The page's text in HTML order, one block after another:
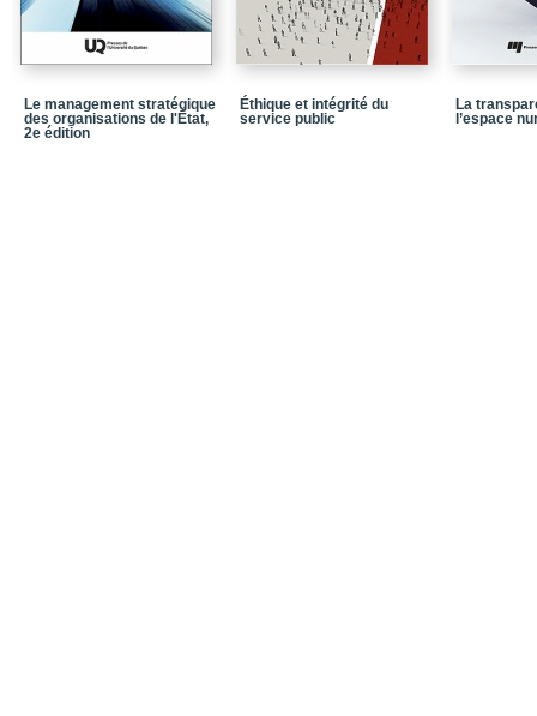
Le management stratégique
des organisations de l'État,
2e édition
Éthique et intégrité du
service public
La
l’espace